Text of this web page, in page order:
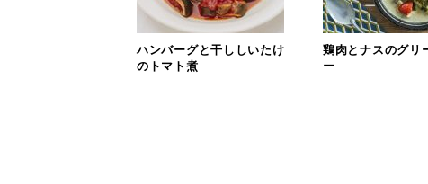
ハンバーグと干ししいたけ
のトマト煮
鶏肉とナスのグリ
ー